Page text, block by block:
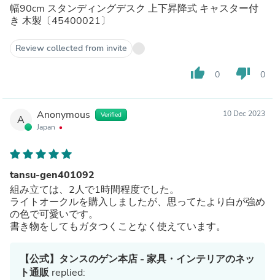
幅90cm スタンディングデスク 上下昇降式 キャスター付
き 木製〔45400021〕
Review collected from invite
thumb_up 0 thumb_down 0
A Anonymous Verified
Japan
10 Dec 2023
tansu-gen401092
組み立ては、2人で1時間程度でした。
ライトオークルを購入しましたが、思ってたより白が強め
の色で可愛いです。
書き物をしてもガタつくことなく使えています。
【公式】タンスのゲン本店 - 家具・インテリアのネッ
ト通販replied: